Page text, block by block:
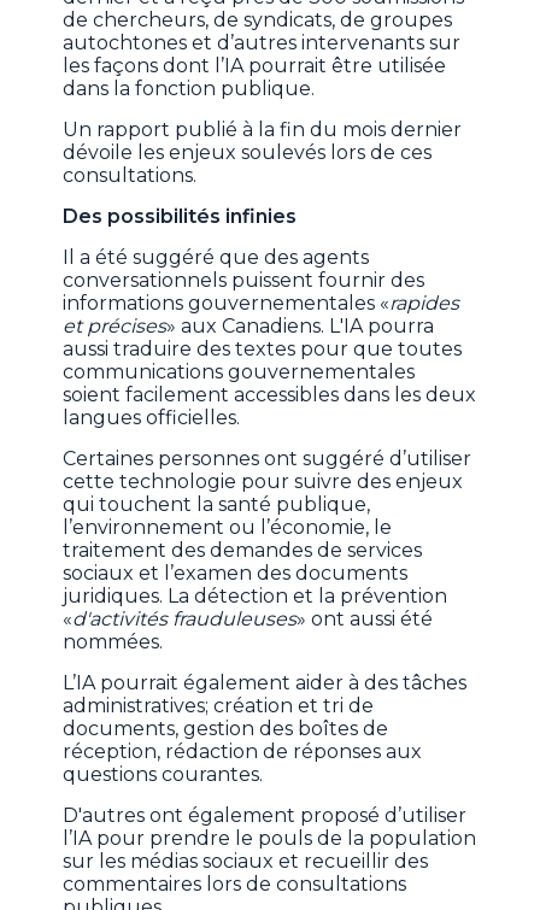
de chercheurs, de syndicats, de groupes
autochtones et d’autres intervenants sur
les façons dont l’IA pourrait être utilisée
dans la fonction publique.
Un rapport publié à la fin du mois dernier
dévoile les enjeux soulevés lors de ces
consultations.
Des possibilités infinies
Il a été suggéré que des agents
conversationnels puissent fournir des
informations gouvernementales «rapides
et précises» aux Canadiens. L'IA pourra
aussi traduire des textes pour que toutes
communications gouvernementales
soient facilement accessibles dans les deux
langues officielles.
Certaines personnes ont suggéré d’utiliser
cette technologie pour suivre des enjeux
qui touchent la santé publique,
l’environnement ou l’économie, le
traitement des demandes de services
sociaux et l’examen des documents
juridiques. La détection et la prévention
«d'activités frauduleuses» ont aussi été
nommées.
L’IA pourrait également aider à des tâches
administratives; création et tri de
documents, gestion des boîtes de
réception, rédaction de réponses aux
questions courantes.
D'autres ont également proposé d’utiliser
l’IA pour prendre le pouls de la population
sur les médias sociaux et recueillir des
commentaires lors de consultations